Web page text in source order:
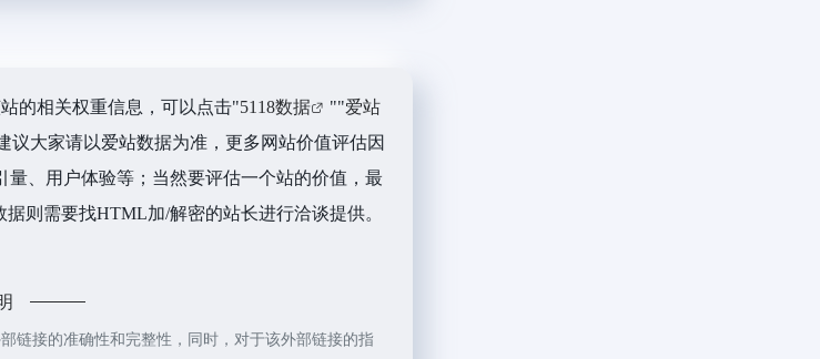
的相关权重信息，可以点击"5118数据 ""爱站
议大家请以爱站数据为准，更多网站价值评估因
、用户体验等；当然要评估一个站的价值，最
则需要找HTML加/解密的站长进行洽谈提供。
链接的准确性和完整性，同时，对于该外部链接的指